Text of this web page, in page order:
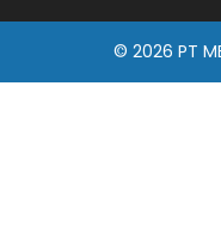
© 2026 PT